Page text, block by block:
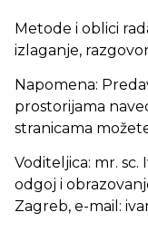
Metode i oblici
izlaganje,
Napomena:
prostorijama
stranicama
Voditeljica: mr. sc.
odgoj i
Zagreb, e-mail: